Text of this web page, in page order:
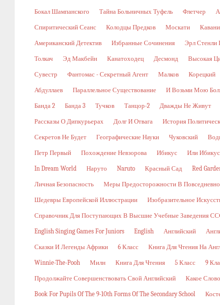
Бокал Шампанского Тайна Больничных Туфель Флетчер
Спиритический Сеанс Колодцы Предков Москати Кавани
Американский Детектив Избранные Сочинения Эрл Стенли
Толкач Эд Макбейн Канатоходец Десмонд Высокая
Сувестр Фантомас - Секретный Агент Малков Корецкий
Абдуллаев Параллельное Существование И Возьми Мою
Банда 2 Банда 3 Тучков Танцор-2 Дважды Не Живут
Рассказы О Дипкурьерах Долг И Отвага История
Секретов Не Будет Географические Науки Чуковский
Петр Первый Похождение Невзорова Ибикус Или Ибикус
In Dream World Наруто Naruto Красный Сад Red
Личная Безопасность Меры Предосторожности В
Шедевры Европейской Иллюстрации Изобразительное
Справочник Для Поступающих В Высшие Учебные Заведения
English Singing Games For Juniors English Английский
Сказки И Легенды Африки 6 Класс Книга Для Чтения На
Winnie-The-Pooh Милн Книга Для Чтения 5 Класс 9
Продолжайте Совершенствовать Свой Английский Какое
Book For Pupils Of The 9-10th Forms Of The Secondary School